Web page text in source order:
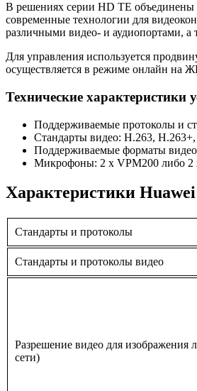
В решениях серии HD TE объединены
современные технологии для
различными видео- и аудиопортами, а
Для управления используется
осуществляется в режиме онлайн на
Технические характеристики
Поддерживаемые протоколы и
Стандарты видео: H.263,
Поддерживаемые форматы
Микрофоны: 2 х VPM200 либо 2
Характеристики
Стандарты и протоколы
Стандарты и протоколы видео
Разрешение видео для изображения
сети)